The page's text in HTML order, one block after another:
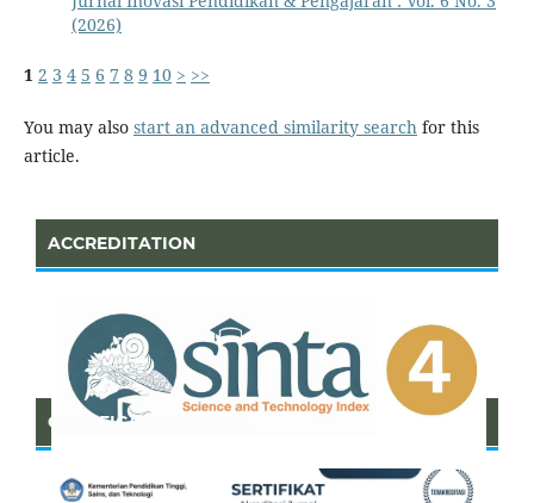
(2026)
1 2 3 4 5 6 7 8 9 10 > >>
You may also start an advanced similarity searchfor this
article.
ACCREDITATION
CERTIFICATE OF SINTA